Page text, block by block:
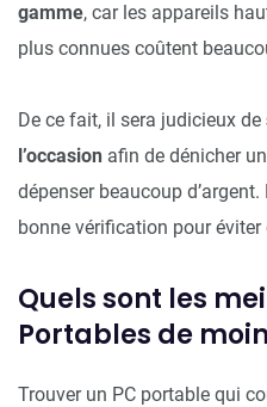
gamme, car les appareils
plus connues coûtent
De ce fait, il sera judicieux de
l’occasion afin de dénicher
dépenser beaucoup
bonne vérification pour éviter
Quels sont les
Portables de
Trouver un PC portable qui